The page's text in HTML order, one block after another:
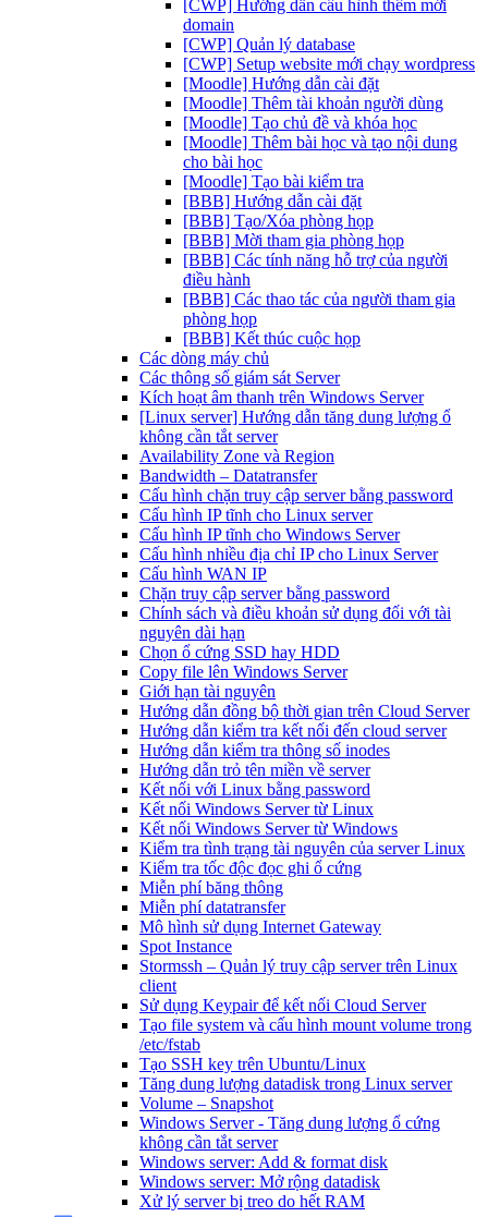
[CWP] Hướng dẫn cấu hình thêm mới
domain
[CWP] Quản lý database
[CWP] Setup website mới chạy wordpress
[Moodle] Hướng dẫn cài đặt
[Moodle] Thêm tài khoản người dùng
[Moodle] Tạo chủ đề và khóa học
[Moodle] Thêm bài học và tạo nội dung
cho bài học
[Moodle] Tạo bài kiểm tra
[BBB] Hướng dẫn cài đặt
[BBB] Tạo/Xóa phòng họp
[BBB] Mời tham gia phòng họp
[BBB] Các tính năng hỗ trợ của người
điều hành
[BBB] Các thao tác của người tham gia
phòng họp
[BBB] Kết thúc cuộc họp
Các dòng máy chủ
Các thông số giám sát Server
Kích hoạt âm thanh trên Windows Server
[Linux server] Hướng dẫn tăng dung lượng ổ
không cần tắt server
Availability Zone và Region
Bandwidth – Datatransfer
Cấu hình chặn truy cập server bằng password
Cấu hình IP tĩnh cho Linux server
Cấu hình IP tĩnh cho Windows Server
Cấu hình nhiều địa chỉ IP cho Linux Server
Cấu hình WAN IP
Chặn truy cập server bằng password
Chính sách và điều khoản sử dụng đối với tài
nguyên dài hạn
Chọn ổ cứng SSD hay HDD
Copy file lên Windows Server
Giới hạn tài nguyên
Hướng dẫn đồng bộ thời gian trên Cloud Server
Hướng dẫn kiểm tra kết nối đến cloud server
Hướng dẫn kiểm tra thông số inodes
Hướng dẫn trỏ tên miền về server
Kết nối với Linux bằng password
Kết nối Windows Server từ Linux
Kết nối Windows Server từ Windows
Kiểm tra tình trạng tài nguyên của server Linux
Kiểm tra tốc độc đọc ghi ổ cứng
Miễn phí băng thông
Miễn phí datatransfer
Mô hình sử dụng Internet Gateway
Spot Instance
Stormssh – Quản lý truy cập server trên Linux
client
Sử dụng Keypair để kết nối Cloud Server
Tạo file system và cấu hình mount volume trong
/etc/fstab
Tạo SSH key trên Ubuntu/Linux
Tăng dung lượng datadisk trong Linux server
Volume – Snapshot
Windows Server - Tăng dung lượng ổ cứng
không cần tắt server
Windows server: Add & format disk
Windows server: Mở rộng datadisk
Xử lý server bị treo do hết RAM